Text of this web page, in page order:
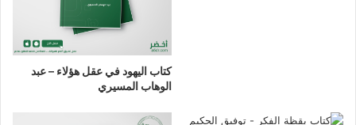
كتاب اليهود في عقل هؤلاء – عبد
الوهاب المسيري